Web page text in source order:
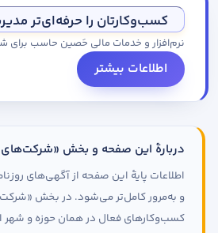
کسب‌وکارتان را حرفه‌ای‌تر
نرم‌افزار و خدمات مالی حَصین حاسب
اطلاعات بیشتر
دربارهٔ این صفحه و بخش «شرکت‌های
اطلاعات پایهٔ این صفحه از آگهی‌های
و به‌مرور کامل‌تر می‌شود. در بخش
کسب‌وکارهای فعال در همان حوزه و